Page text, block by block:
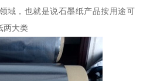
域，也就是说石墨纸产品按用途可
两大类